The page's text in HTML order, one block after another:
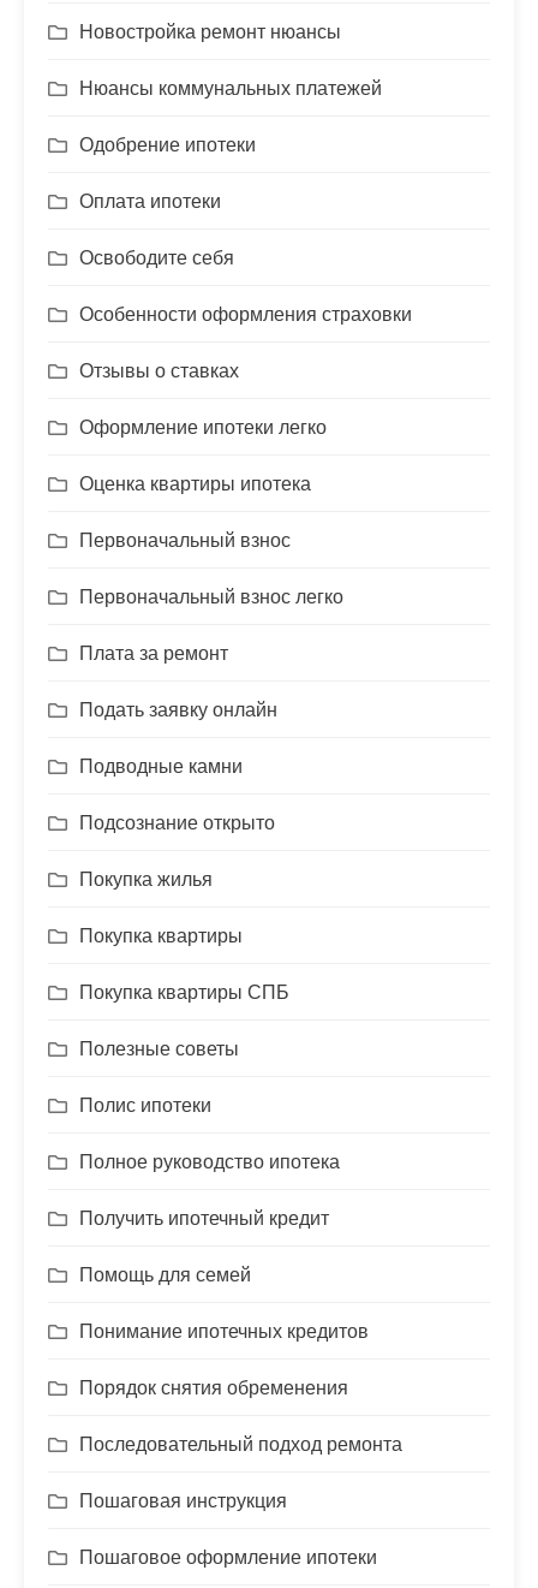
Новостройка ремонт нюансы
Нюансы коммунальных платежей
Одобрение ипотеки
Оплата ипотеки
Освободите себя
Особенности оформления страховки
Отзывы о ставках
Оформление ипотеки легко
Оценка квартиры ипотека
Первоначальный взнос
Первоначальный взнос легко
Плата за ремонт
Подать заявку онлайн
Подводные камни
Подсознание открыто
Покупка жилья
Покупка квартиры
Покупка квартиры СПБ
Полезные советы
Полис ипотеки
Полное руководство ипотека
Получить ипотечный кредит
Помощь для семей
Понимание ипотечных кредитов
Порядок снятия обременения
Последовательный подход ремонта
Пошаговая инструкция
Пошаговое оформление ипотеки